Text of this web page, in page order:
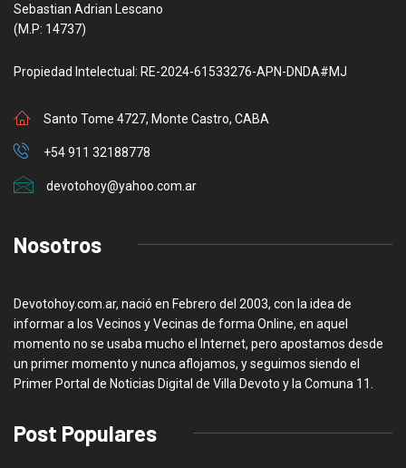
Sebastian Adrian Lescano
(M.P: 14737)
Propiedad Intelectual: RE-2024-61533276-APN-DNDA#MJ
Santo Tome 4727, Monte Castro, CABA
+54 911 32188778
devotohoy@yahoo.com.ar
Nosotros
Devotohoy.com.ar, nació en Febrero del 2003, con la idea de
informar a los Vecinos y Vecinas de forma Online, en aquel
momento no se usaba mucho el Internet, pero apostamos desde
un primer momento y nunca aflojamos, y seguimos siendo el
Primer Portal de Noticias Digital de Villa Devoto y la Comuna 11.
Post Populares